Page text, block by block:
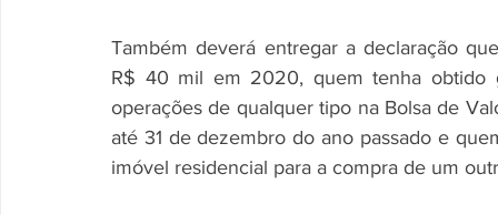
Também deverá entregar a declaração
R$ 40 mil em 2020, quem tenha obtido
operações de qualquer tipo na Bolsa de
até 31 de dezembro do ano passado e
imóvel residencial para a compra de um